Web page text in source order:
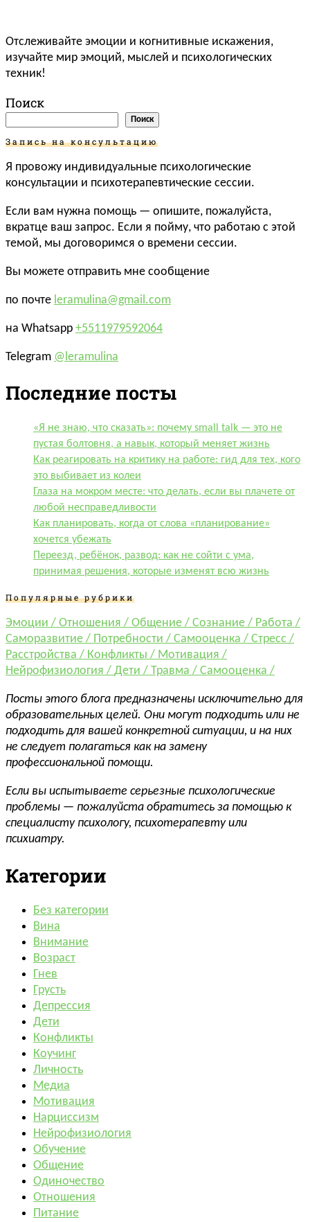
Отслеживайте эмоции и когнитивные искажения,
изучайте мир эмоций, мыслей и психологических
техник!
Поиск
Поиск
Запись на консультацию
Я провожу индивидуальные психологические
консультации и психотерапевтические сессии.
Если вам нужна помощь — опишите, пожалуйста,
вкратце ваш запрос. Если я пойму, что работаю с этой
темой, мы договоримся о времени сессии.
Вы можете отправить мне сообщение
по почте leramulina@gmail.com
на Whatsapp +5511979592064
Telegram @leramulina
Последние посты
«Я не знаю, что сказать»: почему small talk — это не
пустая болтовня, а навык, который меняет жизнь
Как реагировать на критику на работе: гид для тех, кого
это выбивает из колеи
Глаза на мокром месте: что делать, если вы плачете от
любой несправедливости
Как планировать, когда от слова «планирование»
хочется убежать
Переезд, ребёнок, развод: как не сойти с ума,
принимая решения, которые изменят всю жизнь
Популярные рубрики
Эмоции / Отношения / Общение / Сознание / Работа /
Саморазвитие / Потребности / Самооценка / Стресс /
Расстройства / Конфликты / Мотивация /
Нейрофизиология / Дети / Травма / Самооценка /
Посты этого блога предназначены исключительно для
образовательных целей. Они могут подходить или не
подходить для вашей конкретной ситуации, и на них
не следует полагаться как на замену
профессиональной помощи.
Если вы испытываете серьезные психологические
проблемы — пожалуйста обратитесь за помощью к
специалисту психологу, психотерапевту или
психиатру.
Категории
Без категории
Вина
Внимание
Возраст
Гнев
Грусть
Депрессия
Дети
Конфликты
Коучинг
Личность
Медиа
Мотивация
Нарциссизм
Нейрофизиология
Обучение
Общение
Одиночество
Отношения
Питание